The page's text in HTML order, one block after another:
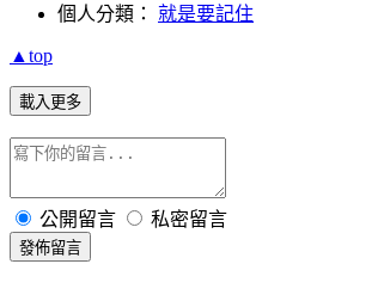
個人分類： 就是要記住
▲top
載入更多
公開留言 私密留言
發佈留言